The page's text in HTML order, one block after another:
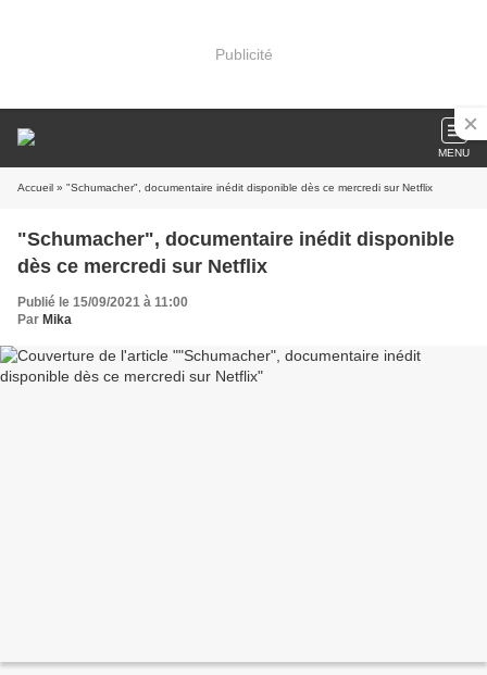
Publicité
MENU
Accueil » "Schumacher", documentaire inédit disponible dès ce mercredi sur Netflix
"Schumacher", documentaire inédit disponible
dès ce mercredi sur Netflix
Publié le 15/09/2021 à 11:00
Par Mika